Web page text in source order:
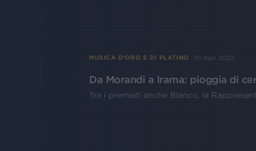
MUSICA D'ORO E DI PLATINO 01 mar 2022
Da Morandi a Irama: pioggia di
Tra i premiati anche Blanco, la